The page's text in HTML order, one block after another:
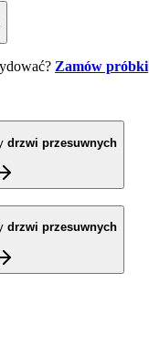
Zamów próbki
drzwi przesuwnych
drzwi przesuwnych